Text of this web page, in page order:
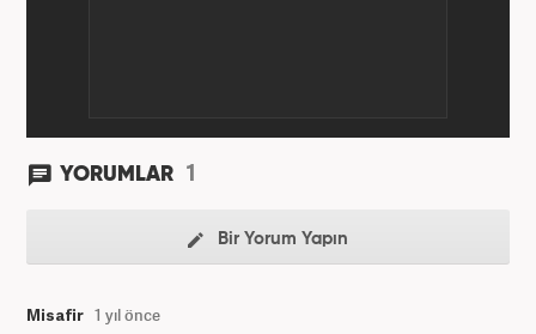
YORUMLAR 1
Bir Yorum Yapın
Misafir 1 yıl önce